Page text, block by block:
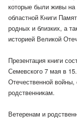
которые были живы на
областной Книги
родных и близких, а
историей Великой
Презентация книги
Семевского 7 мая в
Отечественной
родственникам.
Ветеренам и